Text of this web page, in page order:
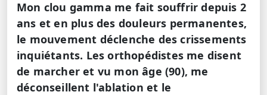
Mon clou gamma me fait souffrir depuis 2
ans et en plus des douleurs permanentes,
le mouvement déclenche des crissements
inquiétants. Les orthopédistes me disent
de marcher et vu mon âge (90), me
déconseillent l'ablation et le